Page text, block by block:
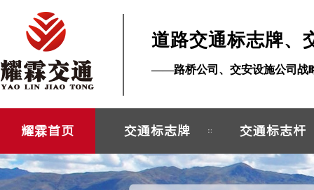
道路交通标志牌、
——路桥公司、交安设施公司战
耀霖首页 交通标志牌 交通标志杆